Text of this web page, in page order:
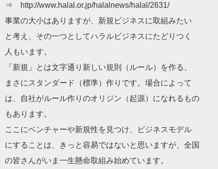
⇒ http://www.halal.or.jp/halalnews/halal/2631/
事業の大小はありますが、新規ビジネスに取組みたい
と考え、その一つとしてハラルビジネスにたどりつく
人もいます。
「新規」とは文字通り新しい規則（ルール）を作る、
まさにスタンダード（標準）作りです。場合によって
は、自社がルール作りのオリジン（起源）になれるもの
もあります。
ここにベンチャーや新規性を見つけ、ビジネスモデル
にすることは、きっと容易ではないと思いますが、全国
の皆さんがいま一生懸命取組み始めています。